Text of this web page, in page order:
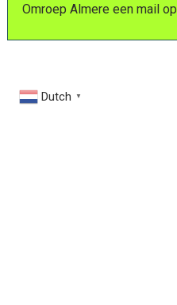
Omroep Almere een mail op
Dutch ▼